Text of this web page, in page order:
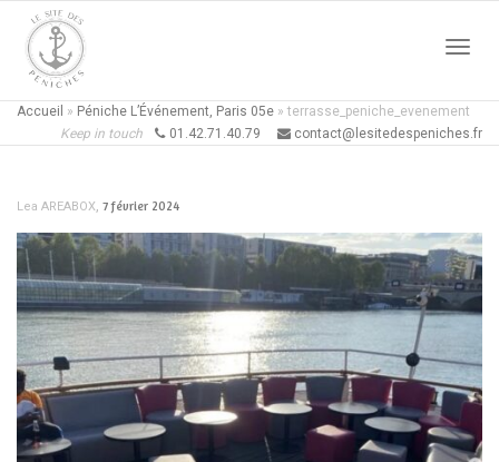
Accueil » Péniche L’Événement, Paris 05e » terrasse_peniche_evenement
Keep in touch
01.42.71.40.79 contact@lesitedespeniches.fr
Lea AREABOX, 7 février 2024